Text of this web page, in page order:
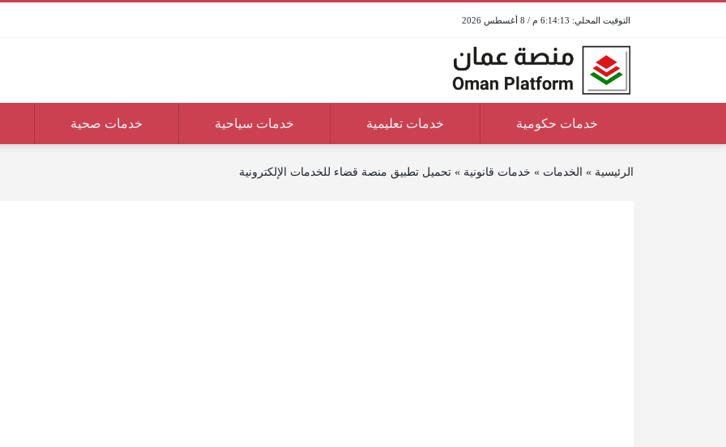
6:14:13 م / 8 أغسطس 2026
خدمات حكومية خدمات تعليمية خدمات سياحية خدمات صحية
الرئيسية » الخدمات » خدمات قانونية »تحميل تطبيق منصة قضاء للخدمات الإلكترونية